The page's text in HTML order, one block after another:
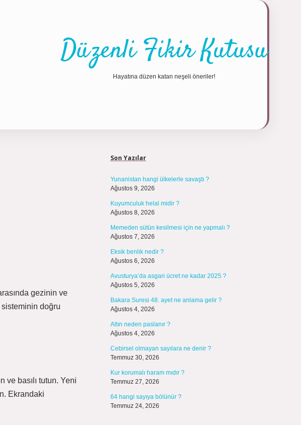
Düzenli Fikir Kutusu
Hayatına düzen katan neşeli öneriler!
gezinin ve
sisteminin doğru
ve basılı tutun. Yeni
Ekrandaki
Son Yazılar
Yunanistan hangi ülkelerle savaştı ?
Ağustos 9, 2026
Kuyumculuk helal midir ?
Ağustos 8, 2026
Memeden sütün kesilmesi için ne yapmalı ?
Ağustos 7, 2026
Eksik benlik nedir ?
Ağustos 6, 2026
Avusturya’da asgari ücret ne kadar 2025 ?
Ağustos 5, 2026
Bakara Suresi 48. ayet ne anlama gelir ?
Ağustos 4, 2026
Altın neden paslanır ?
Ağustos 4, 2026
Cebirsel olmayan sayılara ne denir ?
Temmuz 30, 2026
Kur korumalı haram mıdır ?
Temmuz 27, 2026
64 hangi sayıya bölünür ?
Temmuz 24, 2026